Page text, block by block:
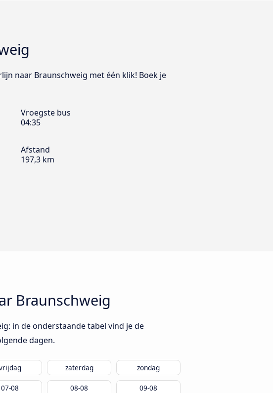
naar Braunschweig met één klik! Boek je
Vroegste bus
04:35
Afstand
197,3 km
Braunschweig
in de onderstaande tabel vind je de
dagen.
zaterdag zondag
07-08 08-08 09-08